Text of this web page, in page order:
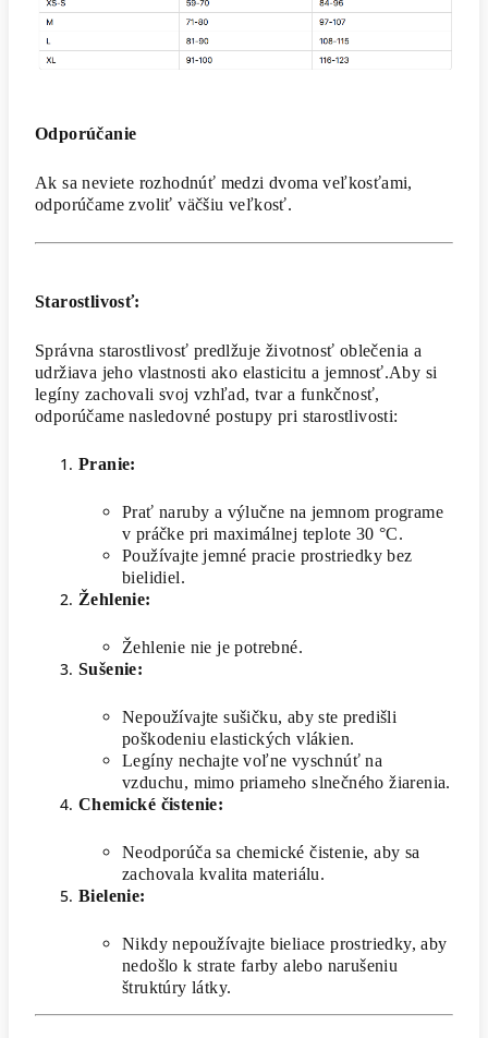
Odporúčanie
Ak sa neviete rozhodnúť medzi dvoma veľkosťami,
odporúčame zvoliť väčšiu veľkosť.
Starostlivosť:
Správna starostlivosť predlžuje životnosť oblečenia a
udržiava jeho vlastnosti ako elasticitu a jemnosť.Aby si
legíny zachovali svoj vzhľad, tvar a funkčnosť,
odporúčame nasledovné postupy pri starostlivosti:
Pranie:
Prať naruby a výlučne na jemnom programe
v práčke pri maximálnej teplote 30 °C.
Používajte jemné pracie prostriedky bez
bielidiel.
Žehlenie:
Žehlenie nie je potrebné.
Sušenie:
Nepoužívajte sušičku, aby ste predišli
poškodeniu elastických vlákien.
Legíny nechajte voľne vyschnúť na
vzduchu, mimo priameho slnečného žiarenia.
Chemické čistenie:
Neodporúča sa chemické čistenie, aby sa
zachovala kvalita materiálu.
Bielenie:
Nikdy nepoužívajte bieliace prostriedky, aby
nedošlo k strate farby alebo narušeniu
štruktúry látky.